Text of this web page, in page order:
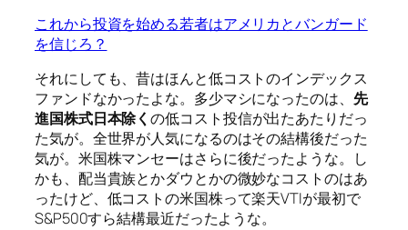
これから投資を始める若者はアメリカとバンガード
を信じろ？
それにしても、昔はほんと低コストのインデックス
ファンドなかったよな。多少マシになったのは、 先
進国株式日本除くの低コスト投信が出たあたりだっ
た気が。全世界が人気になるのはその結構後だった
気が。米国株マンセーはさらに後だったような。し
かも、配当貴族とかダウとかの微妙なコストのはあ
ったけど、低コストの米国株って楽天VTIが最初で
S&P500すら結構最近だったような。